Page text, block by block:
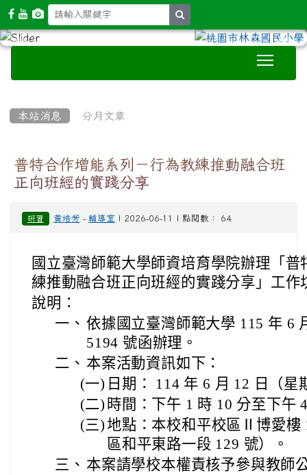
本站消息 分月文章
普特合作增能系列－行為教練推動融合班
正向班經的實踐分享
研習 黃培芳 - 輔導室 | 2026-06-11 | 點閱數： 64
國立臺灣師範大學師資培育學院辦理「
練推動融合班正向班經的實踐分享」工作
說明：
一、 依據國立臺灣師範大學 115 年 6
5194 號函辦理。
二、 本案活動資訊如下：
(一) 日期： 114 年 6 月 12 日（星
(二) 時間：下午 1 時 10 分至下午
(三)地點：本校和平校區Ⅱ博愛樓
區和平東路一段 129 號）。
三、 本案請學校本權責核予參與教師